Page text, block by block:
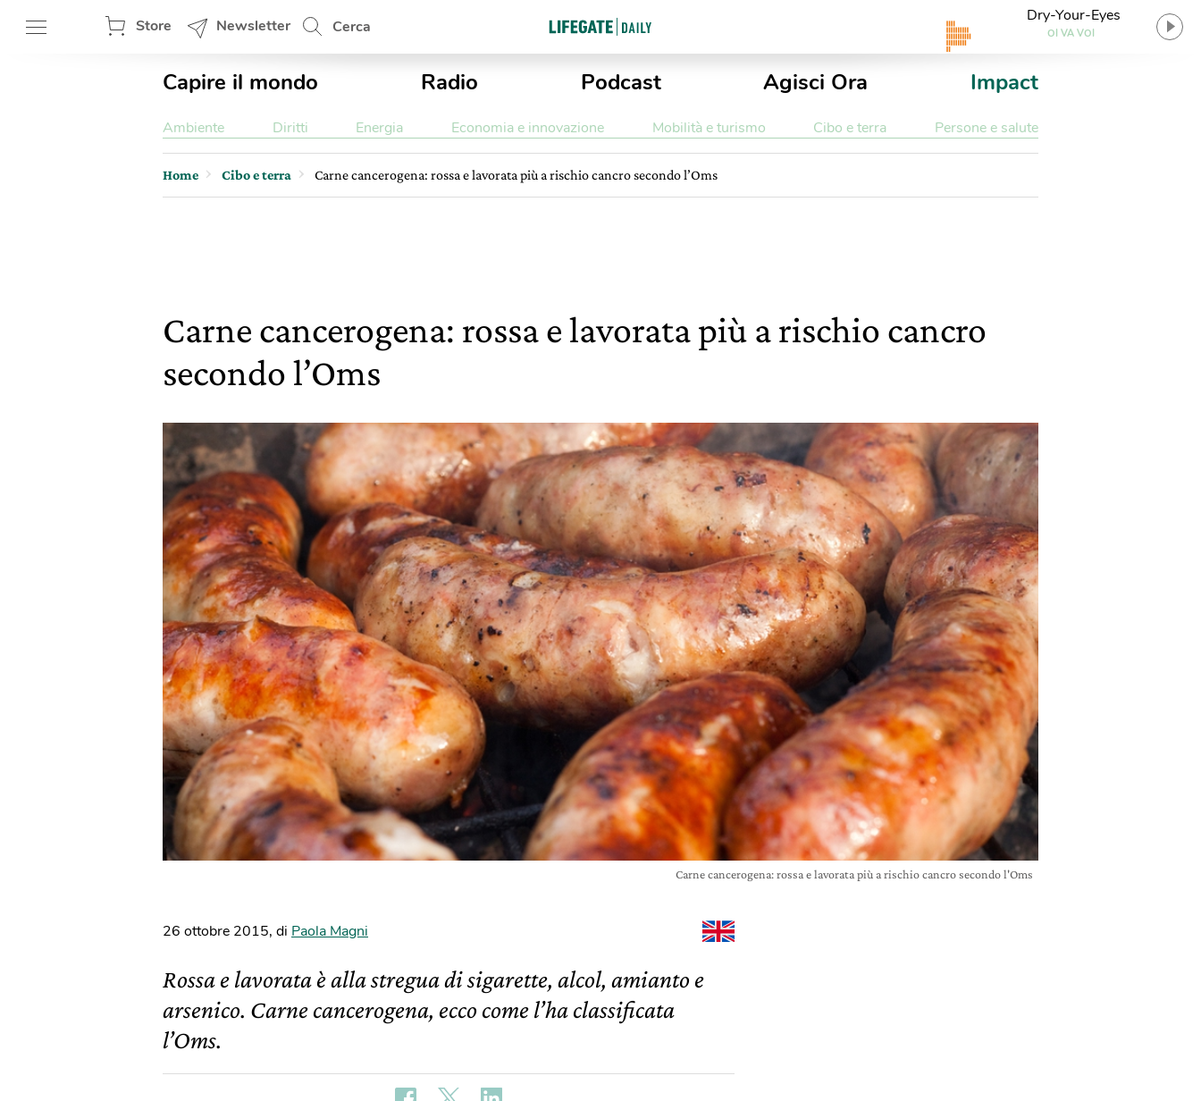
Store Newsletter Cerca
Dry-Your-Eyes
OI VA VOI
Capire il mondo Radio Podcast Agisci Ora Impact
Ambiente Diritti Energia Economia e innovazione Mobilità e turismo Cibo e terra Persone e salute
Home Cibo e terra Carne cancerogena: rossa e lavorata più a rischio cancro secondo l’Oms
Carne cancerogena: rossa e lavorata più a rischio cancro
secondo l’Oms
Carne cancerogena: rossa e lavorata più a rischio cancro secondo l'Oms
26 ottobre 2015, di Paola Magni
Rossa e lavorata è alla stregua di sigarette, alcol, amianto e
arsenico. Carne cancerogena, ecco come l’ha classificata
l’Oms.